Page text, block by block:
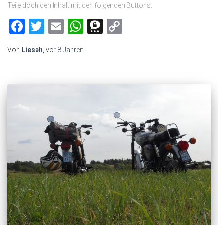
Teile doch den Inhalt mit den folgenden Buttons:
Facebook
Twitter
EmailWhatsApp
Threema
Von Lieseh , vor 8 Jahren